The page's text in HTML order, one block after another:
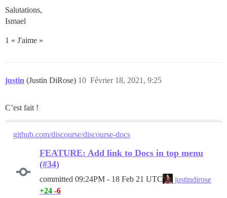
Salutations,
Ismael
1 « J'aime »
justin (Justin DiRose) Février 18, 2021, 9:25
10
C’est fait !
github.com/discourse/discourse-docs
FEATURE: Add link to Docs in top menu
(#34)
committed 09:24PM - 18 Feb 21 UTC
justindirose
+24 -6